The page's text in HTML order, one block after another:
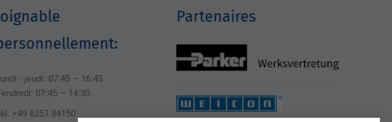
- jeudi: 07:45 – 16:45
07:45 – 14:30
+49 6251 84150
Partenaires